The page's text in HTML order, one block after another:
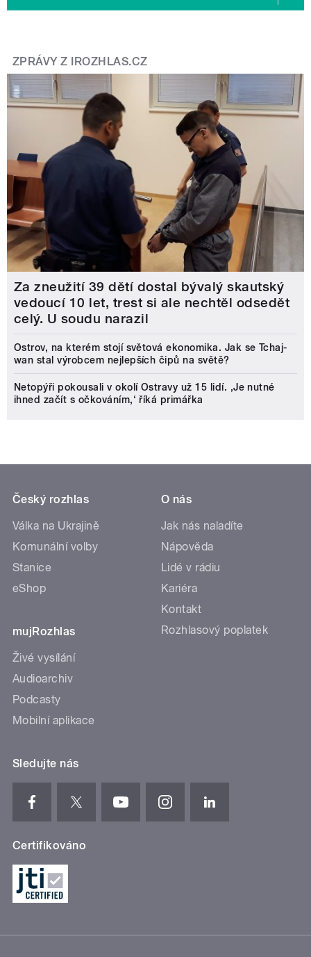
ZPRÁVY Z IROZHLAS.CZ
Za zneužití 39 dětí dostal bývalý skautský
vedoucí 10 let, trest si ale nechtěl odsedět
celý. U soudu narazil
Ostrov, na kterém stojí světová ekonomika. Jak se Tchaj-
wan stal výrobcem nejlepších čipů na světě?
Netopýři pokousali v okolí Ostravy už 15 lidí. ‚Je nutné
ihned začít s očkováním,‘ říká primářka
Český rozhlas
Válka na Ukrajině
Komunální volby
Stanice
eShop
mujRozhlas
Živé vysílání
Audioarchiv
Podcasty
Mobilní aplikace
O nás
Jak nás naladíte
Nápověda
Lidé v rádiu
Kariéra
Kontakt
Rozhlasový poplatek
Sledujte nás
Certifikováno